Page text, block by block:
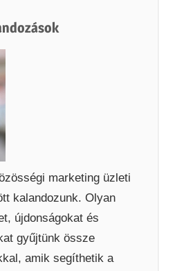
marketing üzleti
kalandozunk. Olyan
újdonságokat és
gyűjtünk össze
amik segíthetik a